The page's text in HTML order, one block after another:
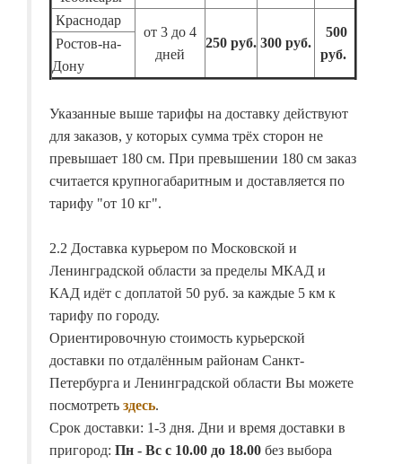
Краснодар
от 3 до 4
дней
250 руб. 300 руб.
500
руб.
Ростов-на-
Дону
Указанные выше тарифы на доставку действуют
для заказов, у которых сумма трёх сторон не
превышает 180 см. При превышении 180 см заказ
считается крупногабаритным и доставляется по
тарифу "от 10 кг".
2.2 Доставка курьером по Московской и
Ленинградской области за пределы МКАД и
КАД идёт с доплатой 50 руб. за каждые 5 км к
тарифу по городу.
Ориентировочную стоимость курьерской
доставки по отдалённым районам Санкт-
Петербурга и Ленинградской области Вы можете
посмотреть здесь.
Срок доставки: 1-3 дня. Дни и время доставки в
пригород: Пн - Вс с 10.00 до 18.00 без выбора